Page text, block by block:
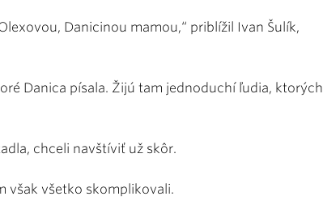
Danicinou mamou,“ priblížil Ivan Šulík,
Danica písala. Žijú tam jednoduchí ľudia, ktorých
chceli navštíviť už skôr.
však všetko skomplikovali.